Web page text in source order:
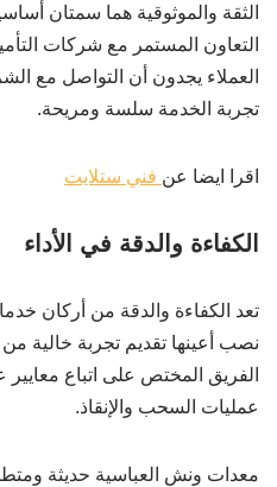
الثقة والموثوقية هما سمتان
التعاون المستمر مع شركات
العملاء يجدون أن التواصل مع
تجربة الخدمة سلسة ومريحة.
اقرا ايضا عن فني ستلايت
الكفاءة والدقة في الأداء
تعد الكفاءة والدقة من أركان
نصب أعينها تقديم تجربة خالية
الفريق المختص على اتباع معايير
عمليات السحب والإنقاذ.
معدات ونش العباسية حديثة